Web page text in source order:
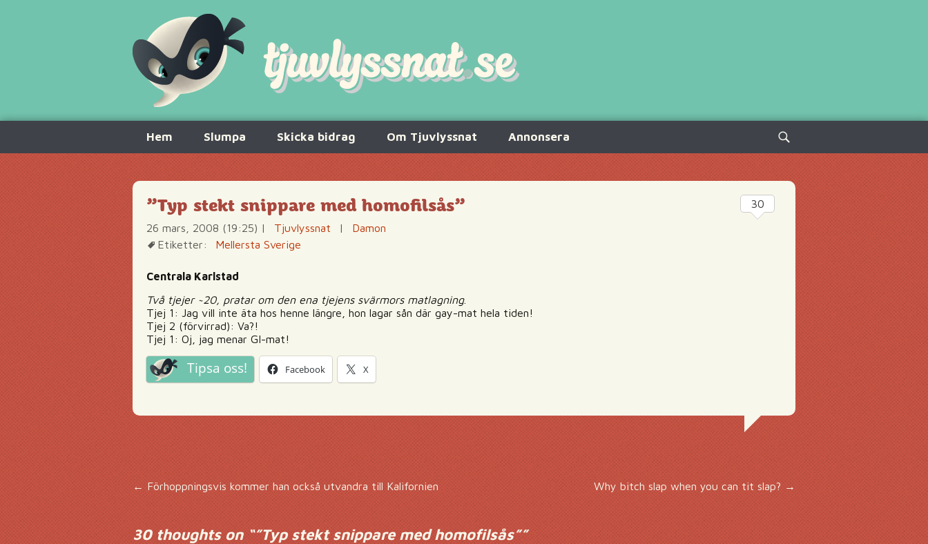
innehåll
Hem Slumpa Skicka bidrag Om Tjuvlyssnat Annonsera
Sök
efter:
”Typ stekt snippare med homofilsås”
26 mars, 2008 (19:25) | Tjuvlyssnat |
Damon
Etiketter:
Mellersta Sverige
Centrala Karlstad
Två tjejer ~20, pratar om den ena tjejens svärmors matlagning.
Tjej 1: Jag vill inte äta hos henne längre, hon lagar sån där gay-mat hela tiden!
Tjej 2 (förvirrad): Va?!
Tjej 1: Oj, jag menar GI-mat!
Tipsa oss! Facebook X
30
Inläggsnavigering
← Förhoppningsvis kommer han också utvandra till Kalifornien Why bitch slap when you can tit slap? →
30 thoughts on “”Typ stekt snippare med homofilsås””